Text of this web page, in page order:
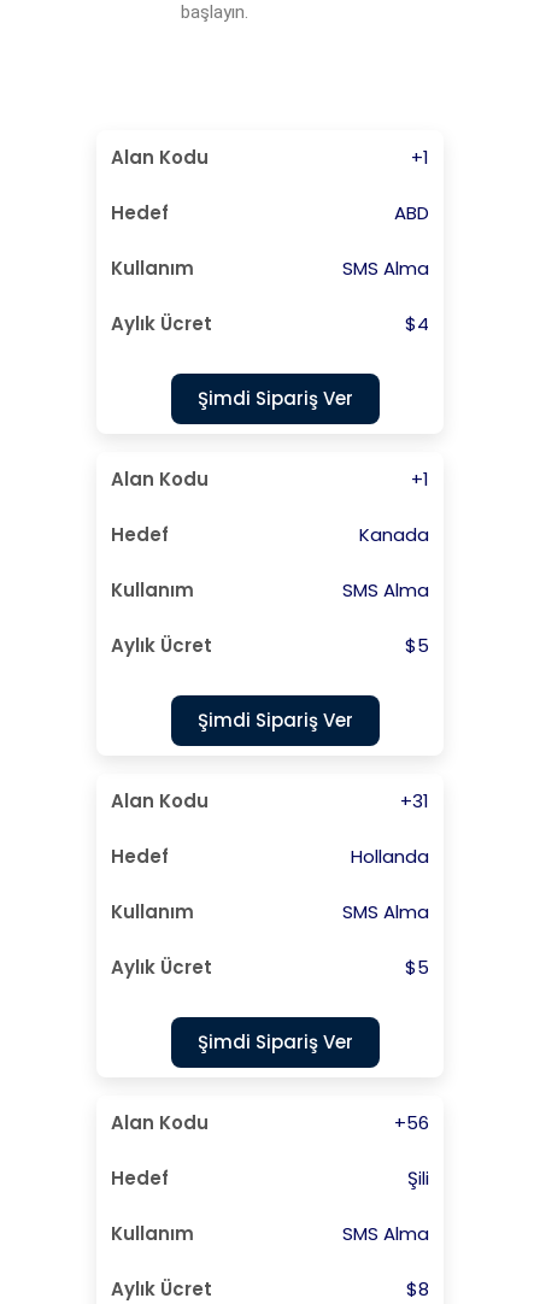
başlayın.
+1
ABD
SMS Alma
$4
Şimdi Sipariş Ver
+1
Kanada
SMS Alma
$5
Şimdi Sipariş Ver
+31
Hollanda
SMS Alma
$5
Şimdi Sipariş Ver
+56
Şili
SMS Alma
$8